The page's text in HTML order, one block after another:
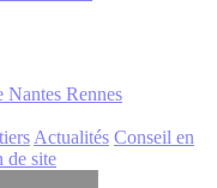
Nantes Rennes
Actualités Conseil en
de site